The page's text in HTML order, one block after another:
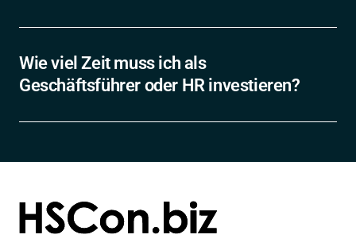
Wie viel Zeit muss ich als
Geschäftsführer oder HR investieren?